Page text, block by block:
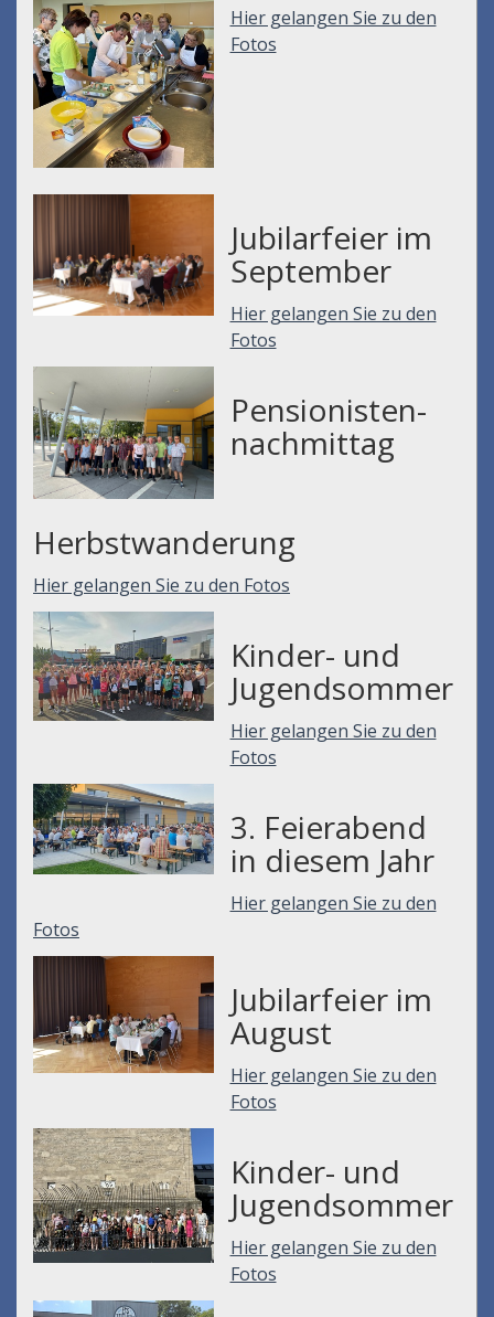
Hier gelangen Sie zu den
Fotos
Jubilarfeier im
September
Hier gelangen Sie zu den
Fotos
Pensionisten-
nachmittag
Herbstwanderung
Hier gelangen Sie zu den Fotos
Kinder- und
Jugendsommer
Hier gelangen Sie zu den
Fotos
3. Feierabend
in diesem Jahr
Hier gelangen Sie zu den
Fotos
Jubilarfeier im
August
Hier gelangen Sie zu den
Fotos
Kinder- und
Jugendsommer
Hier gelangen Sie zu den
Fotos